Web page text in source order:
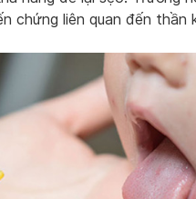
chứng liên quan đến thần